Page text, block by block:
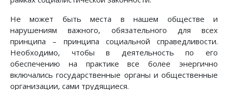
Не может быть места в нашем обществе и
нарушениям важного, обязательного для всех
принципа – принципа социальной справедливости.
Необходимо, чтобы в деятельность по его
обеспечению на практике все более энергично
включались государственные органы и общественные
организации, сами трудящиеся.